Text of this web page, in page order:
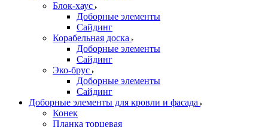
Блок-хаус
Доборные элементы
Сайдинг
Корабельная доска
Доборные элементы
Сайдинг
Эко-брус
Доборные элементы
Сайдинг
Доборные элементы для кровли и фасада
Конек
Планка торцевая